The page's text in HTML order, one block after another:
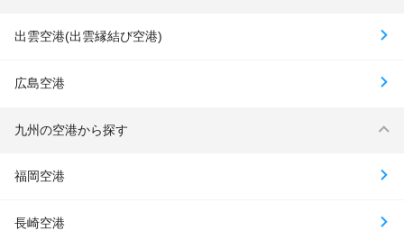
出雲空港(出雲縁結び空港)
広島空港
九州の空港から探す
福岡空港
長崎空港